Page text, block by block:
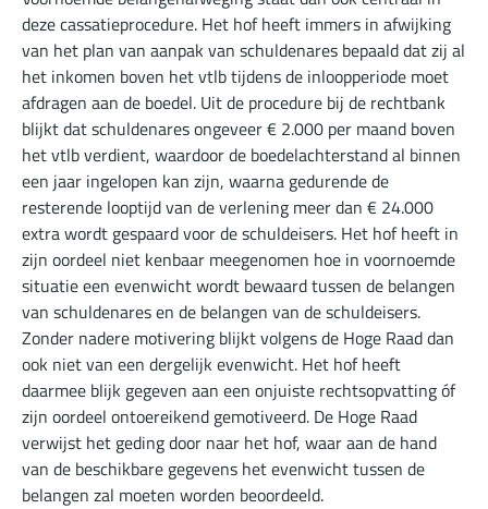
deze cassatieprocedure. Het hof heeft immers in afwijking
van het plan van aanpak van schuldenares bepaald dat zij al
het inkomen boven het vtlb tijdens de inloopperiode moet
afdragen aan de boedel. Uit de procedure bij de rechtbank
blijkt dat schuldenares ongeveer € 2.000 per maand boven
het vtlb verdient, waardoor de boedelachterstand al binnen
een jaar ingelopen kan zijn, waarna gedurende de
resterende looptijd van de verlening meer dan € 24.000
extra wordt gespaard voor de schuldeisers. Het hof heeft in
zijn oordeel niet kenbaar meegenomen hoe in voornoemde
situatie een evenwicht wordt bewaard tussen de belangen
van schuldenares en de belangen van de schuldeisers.
Zonder nadere motivering blijkt volgens de Hoge Raad dan
ook niet van een dergelijk evenwicht. Het hof heeft
daarmee blijk gegeven aan een onjuiste rechtsopvatting óf
zijn oordeel ontoereikend gemotiveerd. De Hoge Raad
verwijst het geding door naar het hof, waar aan de hand
van de beschikbare gegevens het evenwicht tussen de
belangen zal moeten worden beoordeeld.